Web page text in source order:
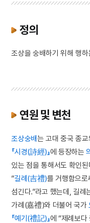
정의
조상을 숭배하기 위해 행하
연원 및 변천
조상숭배는 고대 중국 종
『시경(詩經)』에 등장하는
있는 점을 통해서도 확인된
“길례(吉禮)를 거행함으로
섬긴다.”라고 했는데, 길
가례(嘉禮)와 더불어 국가
『예기(禮記)』에 “제례보다